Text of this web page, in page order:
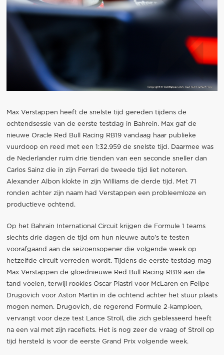
Max Verstappen heeft de snelste tijd gereden tijdens de
ochtendsessie van de eerste testdag in Bahrein. Max gaf de
nieuwe Oracle Red Bull Racing RB19 vandaag haar publieke
vuurdoop en reed met een 1:32.959 de snelste tijd. Daarmee was
de Nederlander ruim drie tienden van een seconde sneller dan
Carlos Sainz die in zijn Ferrari de tweede tijd liet noteren.
Alexander Albon klokte in zijn Williams de derde tijd. Met 71
ronden achter zijn naam had Verstappen een probleemloze en
productieve ochtend.
Op het Bahrain International Circuit krijgen de Formule 1 teams
slechts drie dagen de tijd om hun nieuwe auto’s te testen
voorafgaand aan de seizoensopener die volgende week op
hetzelfde circuit verreden wordt. Tijdens de eerste testdag mag
Max Verstappen de gloednieuwe Red Bull Racing RB19 aan de
tand voelen, terwijl rookies Oscar Piastri voor McLaren en Felipe
Drugovich voor Aston Martin in de ochtend achter het stuur plaats
mogen nemen. Drugovich, de regerend Formule 2-kampioen,
vervangt voor deze test Lance Stroll, die zich geblesseerd heeft
na een val met zijn racefiets. Het is nog zeer de vraag of Stroll op
tijd hersteld is voor de eerste Grand Prix volgende week.